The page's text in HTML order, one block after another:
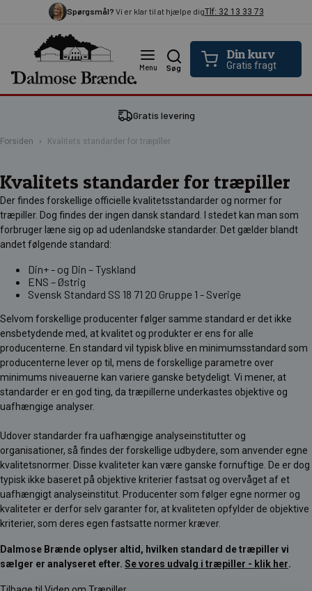
Spørgsmål? Vi er klar til at hjælpe digTlf: 32 13 33 73
Menu Søg
Din kurv
Gratis fragt
Gratis levering
Forsiden Kvalitets standarder for træpiller
Kvalitets standarder for træpiller
Der findes forskellige officielle kvalitetsstandarder og normer for
træpiller. Dog findes der ingen dansk standard. I stedet kan man som
forbruger læne sig op ad udenlandske standarder. Det gælder blandt
andet følgende standard:
Din+ - og Din – Tyskland
ENS – Østrig
Svensk Standard SS 18 71 20 Gruppe 1 - Sverige
Selvom forskellige producenter følger samme standard er det ikke
ensbetydende med, at kvalitet og produkter er ens for alle
producenterne. En standard vil typisk blive en minimumsstandard som
producenterne lever op til, mens de forskellige parametre over
minimums niveauerne kan variere ganske betydeligt. Vi mener, at
standarder er en god ting, da træpillerne underkastes objektive og
uafhængige analyser.
Udover standarder fra uafhængige analyseinstitutter og
organisationer, så findes der forskellige udbydere, som anvender egne
kvalitetsnormer. Disse kvaliteter kan være ganske fornuftige. De er dog
typisk ikke baseret på objektive kriterier fastsat og overvåget af et
uafhængigt analyseinstitut. Producenter som følger egne normer og
kvaliteter er derfor selv garanter for, at kvaliteten opfylder de objektive
kriterier, som deres egen fastsatte normer kræver.
Dalmose Brænde oplyser altid, hvilken standard de træpiller vi
sælger er analyseret efter. Se vores udvalg i træpiller - klik her.